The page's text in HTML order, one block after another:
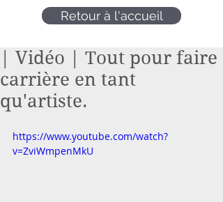
Retour à l'accueil
| Vidéo | Tout pour faire
carrière en tant
qu'artiste.
https://www.youtube.com/watch?
v=ZviWmpenMkU